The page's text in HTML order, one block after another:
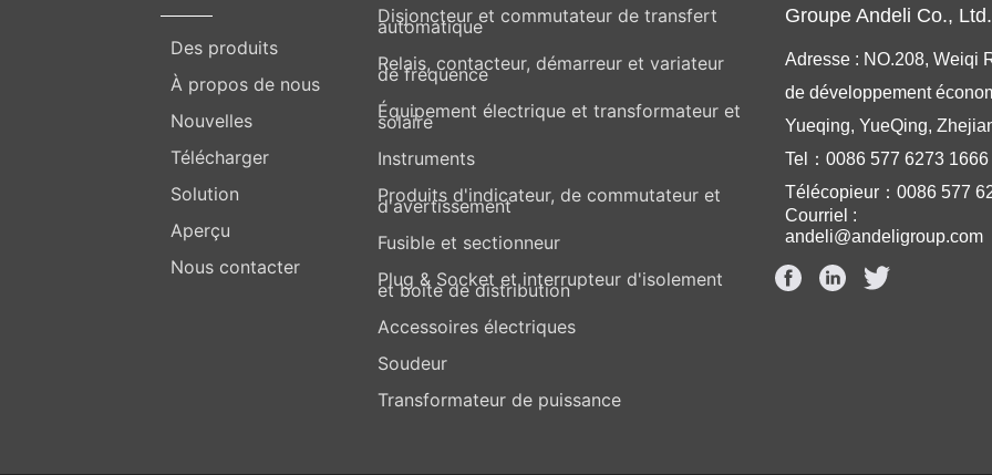
Des produits
À propos de nous
Nouvelles
Télécharger
Solution
Aperçu
Nous contacter
Disjoncteur et commutateur de transfert
automatique
Relais, contacteur, démarreur et variateur
de fréquence
Équipement électrique et transformateur et
solaire
Instruments
Produits d'indicateur, de commutateur et
d'avertissement
Fusible et sectionneur
Plug & Socket et interrupteur d'isolement
et boîte de distribution
Accessoires électriques
Soudeur
Transformateur de puissance
Groupe Andeli Co., Ltd.
Adresse : NO.208, Weiqi
de développement
Yueqing, YueQing,
Tel：0086 577 6273 1666
Télécopieur：0086 577
Courriel :
andeli@andeligroup.com